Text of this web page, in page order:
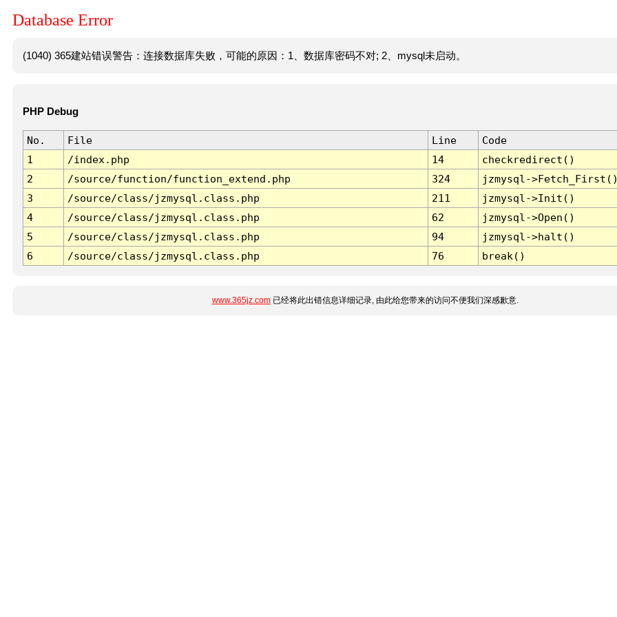
Database Error
(1040) 365建站错误警告：连接数据库失败，可能的原因：1、数据库密码不对; 2、mysql未启动。
PHP Debug
No. File Line
Code
1
/index.php 14
checkredirect()
2
/source/function/function_extend.php 324
jzmysql-
3
/source/class/jzmysql.class.php 211
jzmysql->Init()
4
/source/class/jzmysql.class.php 62
jzmysql->Open()
5
/source/class/jzmysql.class.php 94
jzmysql->halt()
6
/source/class/jzmysql.class.php 76 break()
www.365jz.com已经将此出错信息详细记录, 由此给您带来的访问不便我们深感歉意.